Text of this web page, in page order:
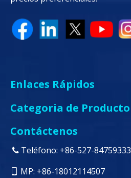
Enlaces Rápidos
Categoria de Producto
Contáctenos
 Teléfono: +86-527-84759333
 MP: +86-18012114507